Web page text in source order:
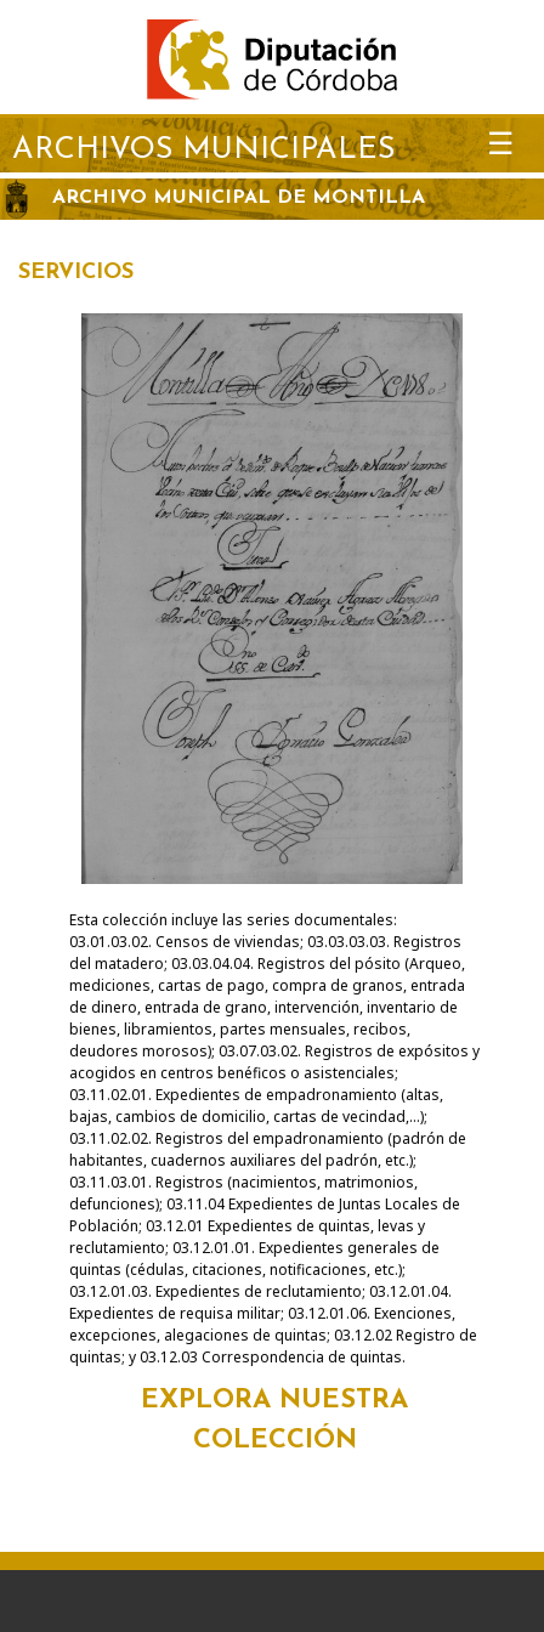
ARCHIVOS MUNICIPALES ☰
ARCHIVO MUNICIPAL DE MONTILLA
SERVICIOS
Esta colección incluye las series documentales:
03.01.03.02. Censos de viviendas; 03.03.03.03. Registros
del matadero; 03.03.04.04. Registros del pósito (Arqueo,
mediciones, cartas de pago, compra de granos, entrada
de dinero, entrada de grano, intervención, inventario de
bienes, libramientos, partes mensuales, recibos,
deudores morosos); 03.07.03.02. Registros de expósitos y
acogidos en centros benéficos o asistenciales;
03.11.02.01. Expedientes de empadronamiento (altas,
bajas, cambios de domicilio, cartas de vecindad,...);
03.11.02.02. Registros del empadronamiento (padrón de
habitantes, cuadernos auxiliares del padrón, etc.);
03.11.03.01. Registros (nacimientos, matrimonios,
defunciones); 03.11.04 Expedientes de Juntas Locales de
Población; 03.12.01 Expedientes de quintas, levas y
reclutamiento; 03.12.01.01. Expedientes generales de
quintas (cédulas, citaciones, notificaciones, etc.);
03.12.01.03. Expedientes de reclutamiento; 03.12.01.04.
Expedientes de requisa militar; 03.12.01.06. Exenciones,
excepciones, alegaciones de quintas; 03.12.02 Registro de
quintas; y 03.12.03 Correspondencia de quintas.
EXPLORA NUESTRA
COLECCIÓN